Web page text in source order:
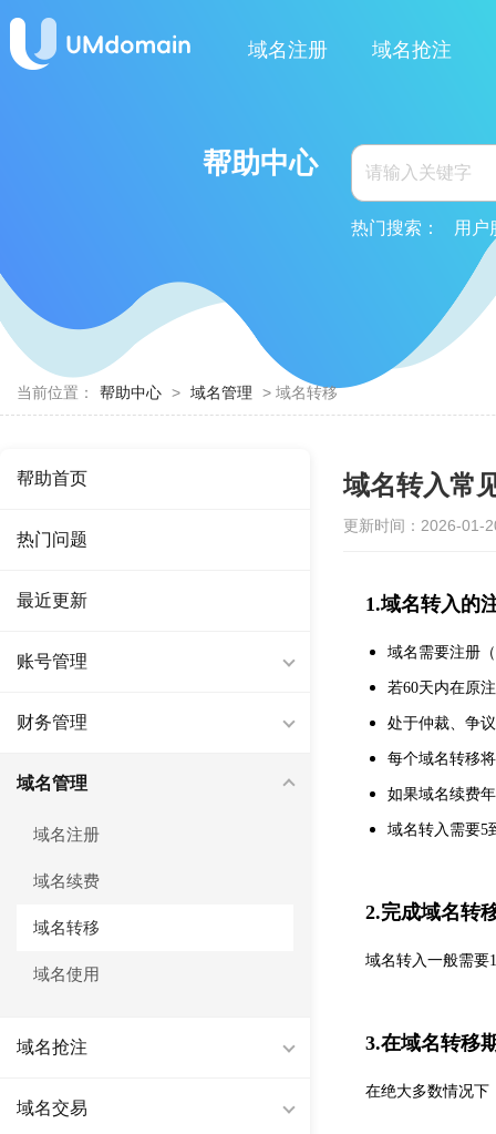
域名注册 域名抢注
帮助中心
热门搜索： 用户
当前位置： 帮助中心 > 域名管理 > 域名转移
帮助首页
热门问题
最近更新
账号管理
财务管理
域名管理
域名注册
域名续费
域名转移
域名使用
域名抢注
域名交易
域名转入常
更新时间：2026-01-
1.域名转入的
域名需要注册
若60天内在原
处于仲裁、争
每个域名转移
如果域名续费
域名转入需要5
2.完成域名转
域名转入一般需要
3.在域名转移
在绝大多数情况下